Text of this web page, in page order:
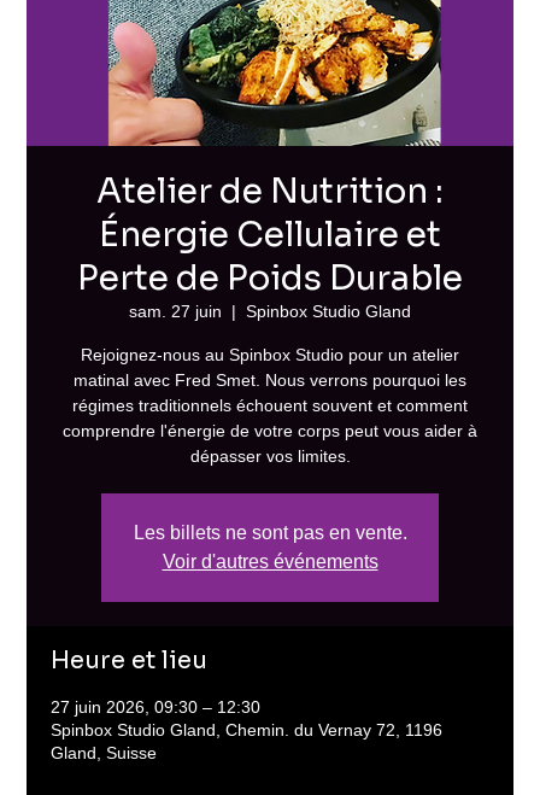
Atelier de Nutrition :
Énergie Cellulaire et
Perte de Poids Durable
sam. 27 juin
  |
Spinbox Studio Gland
Rejoignez-nous au Spinbox Studio pour un atelier
matinal avec Fred Smet. Nous verrons pourquoi les
régimes traditionnels échouent souvent et comment
comprendre l'énergie de votre corps peut vous aider à
dépasser vos limites.
Les billets ne sont pas en vente.
Voir d'autres événements
Heure et lieu
27 juin 2026, 09:30 – 12:30
Spinbox Studio Gland, Chemin. du Vernay 72, 1196
Gland, Suisse